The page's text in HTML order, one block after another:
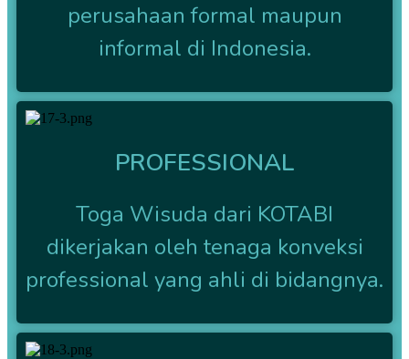
perusahaan formal maupun
informal di Indonesia.
PROFESSIONAL
Toga Wisuda dari KOTABI
dikerjakan oleh tenaga konveksi
professional yang ahli di bidangnya.